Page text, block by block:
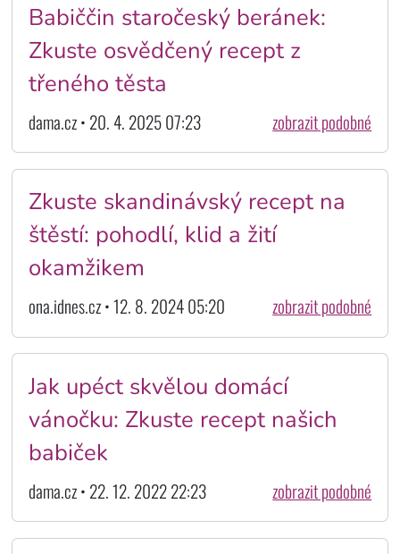
Babiččin staročeský beránek:
Zkuste osvědčený recept z
třeného těsta
dama.cz • 20. 4. 2025 07:23 zobrazit podobné
Zkuste skandinávský recept na
štěstí: pohodlí, klid a žití
okamžikem
ona.idnes.cz • 12. 8. 2024 05:20 zobrazit podobné
Jak upéct skvělou domácí
vánočku: Zkuste recept našich
babiček
dama.cz • 22. 12. 2022 22:23 zobrazit podobné